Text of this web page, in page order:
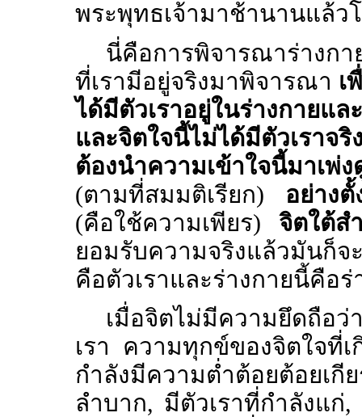
พระพุทธเจ้ามาช้านานแล้ว
นี่คือการพิจารณาร่างก
ที่เรามีอยู่จริงมาพิจารณา เ
ได้มีตัวเราอยู่ในร่างกายแ
และจิตใจนี้ไม่ได้มีตัวเราจ
ต้องนำความเข้าใจนี้มาเพ่ง
(ตามที่สมมติเรียก) อย่าง
(คือใช้ความเพียร) จิตใต้ส
ยอมรับความจริงแล้วมันก็จ
คือตัวเราและร่างกายนี้คือร่
เมื่อจิตไม่มีความยึดถือว่
เรา ความทุกข์ของจิตใจที่
กำลังมีความต่ำต้อยต้อยเ
ลำบาก, มีตัวเราที่กำลังแก่,